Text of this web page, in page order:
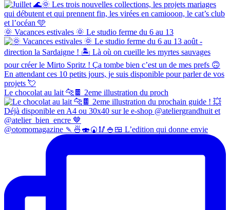
🌞 Vacances estivales 🌞 Le studio ferme du 6 au 13
Le chocolat au lait 🐆🍫 2eme illustration du proch
@otomomagazine 🍡🍜🍣🍘🥢🍚🍱 L’edition qui donne envie